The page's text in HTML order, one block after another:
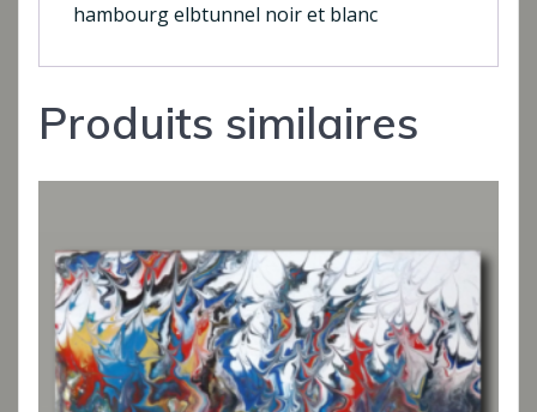
hambourg elbtunnel noir et blanc
Produits similaires